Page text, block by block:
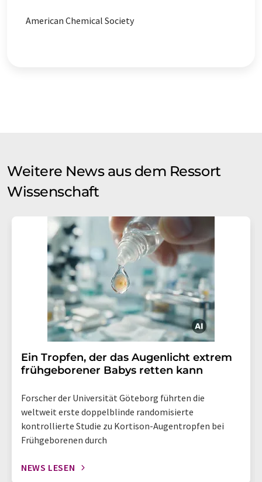
American Chemical Society
Weitere News aus dem Ressort
Wissenschaft
Ein Tropfen, der das Augenlicht extrem
frühgeborener Babys retten kann
Forscher der Universität Göteborg führten die
weltweit erste doppelblinde randomisierte
kontrollierte Studie zu Kortison-Augentropfen bei
Frühgeborenen durch
NEWS LESEN